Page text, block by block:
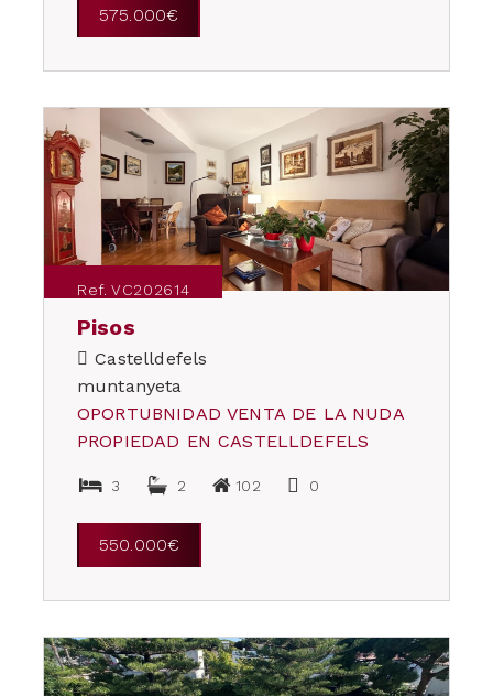
575.000€
Ref. VC202614
Pisos
Castelldefels
muntanyeta
OPORTUBNIDAD VENTA DE LA NUDA
PROPIEDAD EN CASTELLDEFELS
3 2 102 0
550.000€